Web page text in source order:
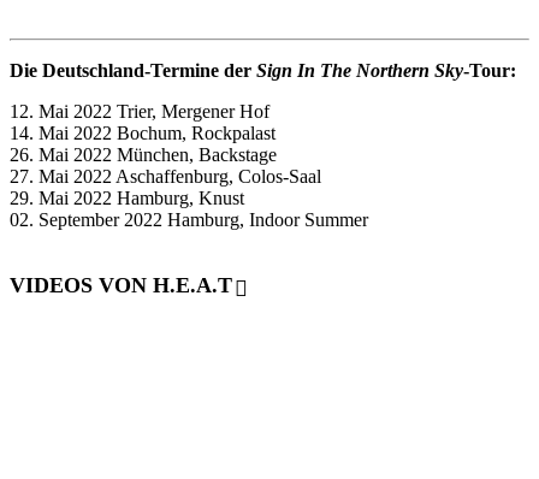
Die Deutschland-Termine der Sign In The Northern Sky-Tour:
12. Mai 2022 Trier, Mergener Hof
14. Mai 2022 Bochum, Rockpalast
26. Mai 2022 München, Backstage
27. Mai 2022 Aschaffenburg, Colos-Saal
29. Mai 2022 Hamburg, Knust
02. September 2022 Hamburg, Indoor Summer
VIDEOS VON H.E.A.T